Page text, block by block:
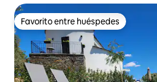
Favorito entre huéspedes
Favorito entre huéspedes